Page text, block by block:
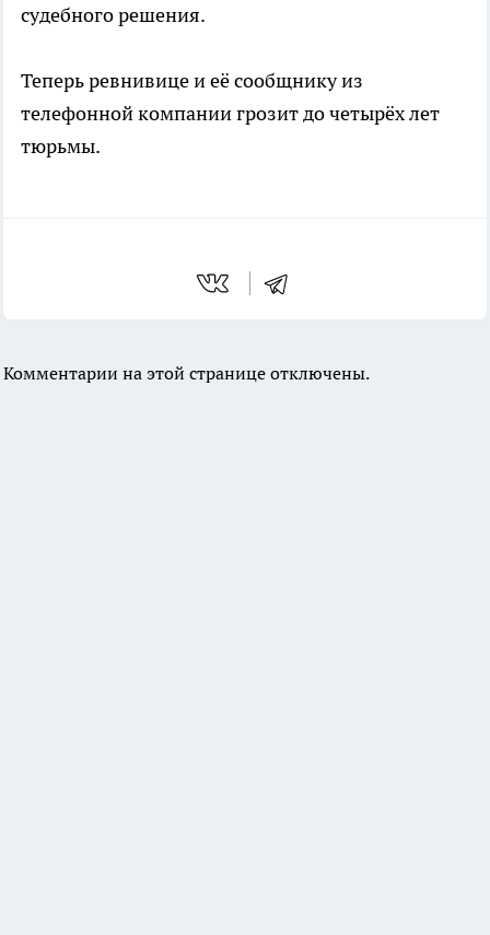
судебного решения.
Теперь ревнивице и её сообщнику из
телефонной компании грозит до четырёх лет
тюрьмы.
Комментарии на этой странице отключены.